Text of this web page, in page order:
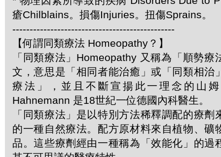
瘡Chilblains。損傷Injuries。扭傷Sprains。
-----------------------------------------------
【何謂同類療法 Homeopathy？】
「同類療法」Homeopathy 又稱為「順勢療
文，意思是「相同者能治癒」或「同類相治
療法」，並且不斷宣揚此一理念的山
Hahnemann 是18世紀一位德國內科醫生。
「同類療法」是以特別方法稀釋調配的療劑
的一種自然療法。配方原材料來自植物、礦
品。這些療劑經由一種稱為「效能化」的過